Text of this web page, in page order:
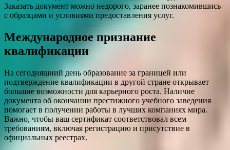
Заказать документ можно недорого, заранее познакомившись
с образцами и условиями предоставления услуг.
Международное признание
квалификации
На сегодняшний день образование за границей или
подтверждение квалификации в другой стране открывает
большие возможности для карьерного роста. Наличие
документа об окончании престижного учебного заведения
помогает в получении работы в лучших компаниях мира.
Важно, чтобы ваш сертификат соответствовал всем
требованиям, включая регистрацию и присутствие в
официальных реестрах.